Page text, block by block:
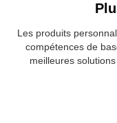
Les produits
compétences de
meilleures